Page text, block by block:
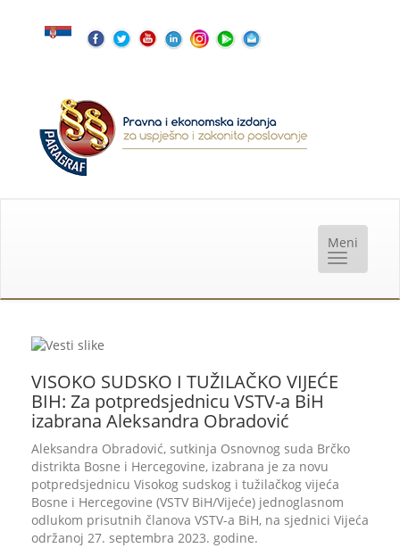
VISOKO SUDSKO I TUŽILAČKO VIJEĆE
BIH: Za potpredsjednicu VSTV-a BiH
izabrana Aleksandra Obradović
Aleksandra Obradović, sutkinja Osnovnog suda Brčko
distrikta Bosne i Hercegovine, izabrana je za novu
potpredsjednicu Visokog sudskog i tužilačkog vijeća
Bosne i Hercegovine (VSTV BiH/Vijeće) jednoglasnom
odlukom prisutnih članova VSTV-a BiH, na sjednici Vijeća
održanoj 27. septembra 2023. godine.